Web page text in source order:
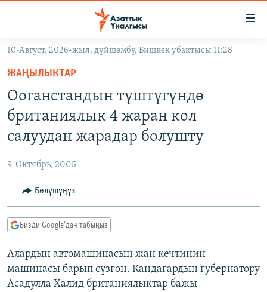
Навигацияга
өтүңүз
Издөөгө
салыңыз
МАДАНИЯТ
ДҮЙНӨ
УКРАИНА
ТВ ПРОГРАММАЛАР
БҮГҮН АЗАТТЫКТА
ДАНИСТЕ
ЭЖЕ-СИҢДИЛЕР
ПОДКАСТ
ОНЛАЙН ШЕРИНЕ
10-Август, 2026-жыл, дүйшөмбү, Бишкек убактысы 11:28
ЖАҢЫЛЫКТАР
Ооганстандын түштүгүндө
британиялык 4 жаран кол
салуудан жарадар болушту
9-Октябрь, 2005
Бөлүшүңүз
Бизди Google'дан табыңыз
Алардын автомашинасын жан кечтинин
машинасы барып сүзгөн. Кандагардын губернатору
Асадулла Халид британиялыктар бажы